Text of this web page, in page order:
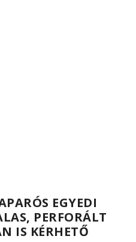
EGYEDI
PERFORÁLT
IS KÉRHETŐ